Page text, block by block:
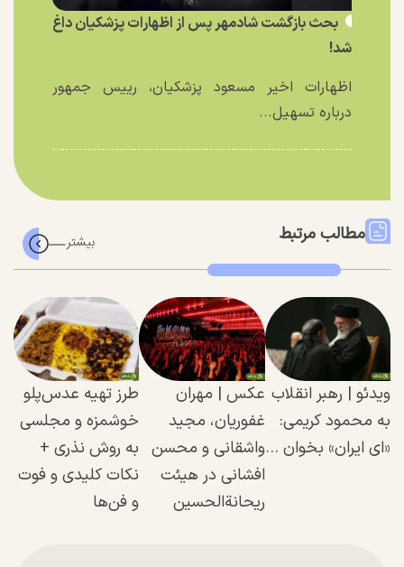
بحث بازگشت شادمهر پس از اظهارات پزشکیان داغ
شد!
اظهارات اخیر مسعود پزشکیان، رییس جمهور
درباره تسهیل...
مطالب مرتبط
ویدئو | رهبر انقلاب
به محمود کریمی:
«ای ایران» بخوان ...
عکس | مهران
غفوریان، مجید
واشقانی و محسن
افشانی در هیئت
ریحانة‌الحسین
طرز تهیه عدس‌پلو
خوشمزه و مجلسی
به روش نذری +
نکات کلیدی و فوت
و فن‌ها